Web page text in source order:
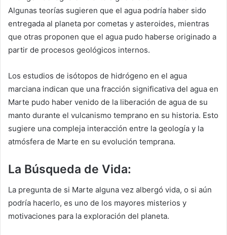
Algunas teorías sugieren que el agua podría haber sido
entregada al planeta por cometas y asteroides, mientras
que otras proponen que el agua pudo haberse originado a
partir de procesos geológicos internos.
Los estudios de isótopos de hidrógeno en el agua
marciana indican que una fracción significativa del agua en
Marte pudo haber venido de la liberación de agua de su
manto durante el vulcanismo temprano en su historia. Esto
sugiere una compleja interacción entre la geología y la
atmósfera de Marte en su evolución temprana.
La Búsqueda de Vida:
La pregunta de si Marte alguna vez albergó vida, o si aún
podría hacerlo, es uno de los mayores misterios y
motivaciones para la exploración del planeta.